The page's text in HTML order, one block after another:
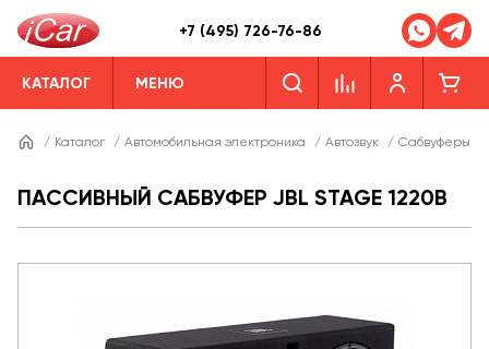
+7 (495) 726-76-86
КАТАЛОГ МЕНЮ
/ Каталог / Автомобильная электроника / Автозвук / Сабвуферы
ПАССИВНЫЙ САБВУФЕР JBL STAGE 1220B